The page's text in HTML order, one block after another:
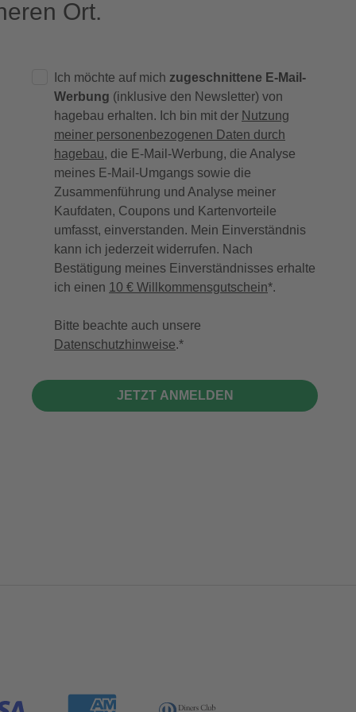
Ort.
Ich möchte auf mich zugeschnittene E-Mail-
Werbung (inklusive den Newsletter) von
hagebau erhalten. Ich bin mit der Nutzung
meiner personenbezogenen Daten durch
hagebau, die E-Mail-Werbung, die Analyse
meines E-Mail-Umgangs sowie die
Zusammenführung und Analyse meiner
Kaufdaten, Coupons und Kartenvorteile
umfasst, einverstanden. Mein Einverständnis
kann ich jederzeit widerrufen. Nach
Bestätigung meines Einverständnisses erhalte
ich einen 10 € Willkommensgutschein*.
Bitte beachte auch unsere
Datenschutzhinweise.
JETZT ANMELDEN